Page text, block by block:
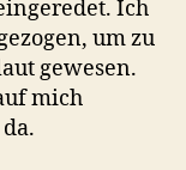
Ich
um zu
gewesen.
mich